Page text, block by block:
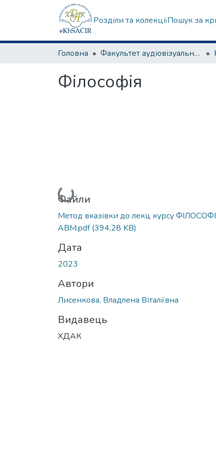
Розділи та колекціїПошук за
Головна Факультет аудіовізуального мистецтва
Філософія
Вантажиться...
Файли
Метод вказівки до лекц курсу
АВМ.pdf(394,28 KB)
Дата
2023
Автори
Лисенкова, Владлена Віталіївна
Видавець
ХДАК